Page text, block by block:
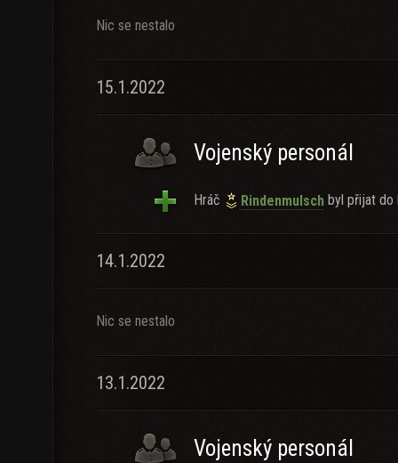
Nic se nestalo
15.1.2022
Vojenský personál
Hráč Rindenmulsch byl přijat do
14.1.2022
Nic se nestalo
13.1.2022
Vojenský personál